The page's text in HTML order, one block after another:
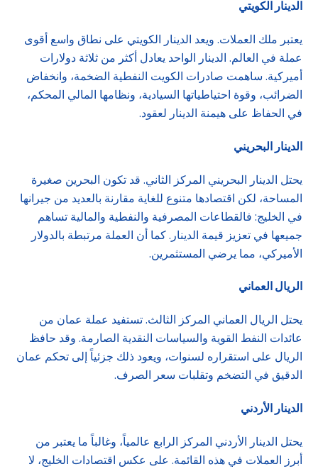
الدينار الكويتي
يعتبر ملك العملات. ويعد الدينار الكويتي على نطاق واسع أقوى
عملة في العالم. الدينار الواحد يعادل أكثر من ثلاثة دولارات
أميركية. ساهمت صادرات الكويت النفطية الضخمة، وانخفاض
الضرائب، وقوة احتياطياتها السيادية، ونظامها المالي المحكم،
في الحفاظ على هيمنة الدينار لعقود.
الدينار البحريني
يحتل الدينار البحريني المركز الثاني. قد تكون البحرين صغيرة
المساحة، لكن اقتصادها متنوع للغاية مقارنة بالعديد من جيرانها
في الخليج: فالقطاعات المصرفية والنفطية والمالية تساهم
جميعها في تعزيز قيمة الدينار. كما أن العملة مرتبطة بالدولار
الأميركي، مما يرضي المستثمرين.
الريال العماني
يحتل الريال العماني المركز الثالث. تستفيد عملة عمان من
عائدات النفط القوية والسياسات النقدية الصارمة. وقد حافظ
الريال على استقراره لسنوات، ويعود ذلك جزئياً إلى تحكم عمان
الدقيق في التضخم وتقلبات سعر الصرف.
الدينار الأردني
يحتل الدينار الأردني المركز الرابع عالمياً، وغالباً ما يعتبر من
أبرز العملات في هذه القائمة. على عكس اقتصادات الخليج، لا